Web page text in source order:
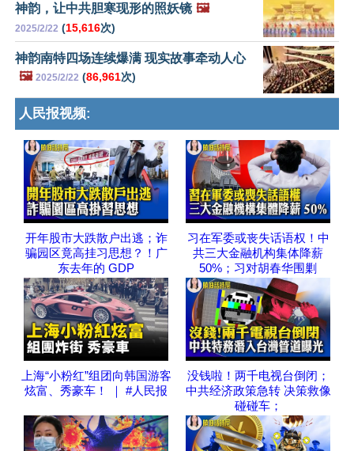
神韵，让中共胆寒现形的照妖镜 🖼️
2025/2/22 (15,616次)
神韵南特四场连续爆满 现实故事牵动人心
🖼️ 2025/2/22 (86,961次)
人民报视频:
开年股市大跌散户出逃；诈
骗园区竟高挂习思想？！广
东去年的 GDP
习在军委或丧失话语权！中
共三大金融机构集体降薪
50%；习对胡春华围剿
上海“小粉红”组团向韩国游客
炫富、秀豪车！ ｜ #人民报
没钱啦！两千电视台倒闭；
中共经济政策急转 决策救像
碰碰车；